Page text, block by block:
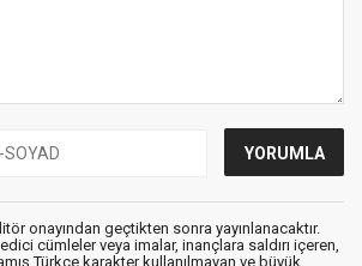
onayından geçtikten sonra yayınlanacaktır.
cümleler veya imalar, inançlara saldırı içeren,
karakter kullanılmayan ve büyük